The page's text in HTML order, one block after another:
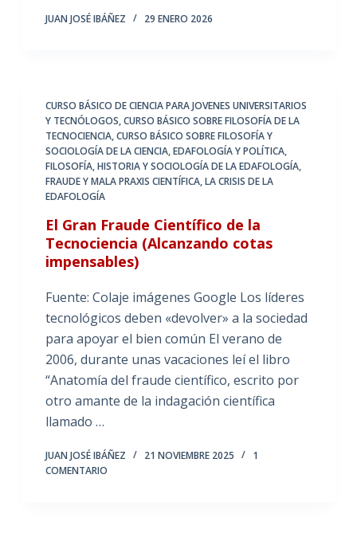
JUAN JOSÉ IBÁÑEZ 29 ENERO 2026
CURSO BÁSICO DE CIENCIA PARA JOVENES UNIVERSITARIOS
Y TECNÓLOGOS,CURSO BÁSICO SOBRE FILOSOFÍA DE LA
TECNOCIENCIA,CURSO BÁSICO SOBRE FILOSOFÍA Y
SOCIOLOGÍA DE LA CIENCIA,EDAFOLOGÍA Y POLÍTICA,
FILOSOFÍA, HISTORIA Y SOCIOLOGÍA DE LA EDAFOLOGÍA,
FRAUDE Y MALA PRAXIS CIENTÍFICA,LA CRISIS DE LA
EDAFOLOGÍA
El Gran Fraude Científico de la
Tecnociencia (Alcanzando cotas
impensables)
Fuente: Colaje imágenes Google Los líderes
tecnológicos deben «devolver» a la sociedad
para apoyar el bien común El verano de
2006, durante unas vacaciones leí el libro
“Anatomía del fraude científico, escrito por
otro amante de la indagación científica
llamado …
JUAN JOSÉ IBÁÑEZ 21 NOVIEMBRE 2025
1
COMENTARIO